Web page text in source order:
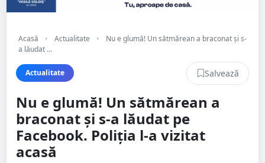
Acasă • Actualitate •
Nu e glumă! Un sătmărean a braconat și s-
a lăudat ...
Actualitate Salvează
Nu e glumă! Un sătmărean a
braconat și s-a lăudat pe
Facebook. Poliția l-a vizitat
acasă